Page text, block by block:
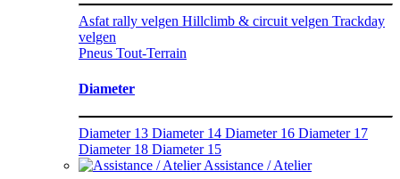
Asfat rally velgen Hillclimb & circuit velgen Trackday
velgen
Pneus Tout-Terrain
Diameter
Diameter 13 Diameter 14 Diameter 16 Diameter 17
Diameter 18 Diameter 15
Assistance / Atelier